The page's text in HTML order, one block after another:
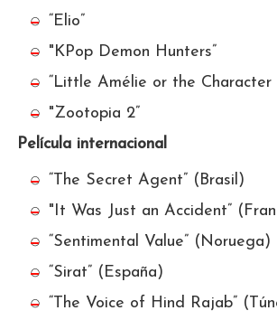
“Elio”
"KPop Demon Hunters”
“Little Amélie or the Character
"Zootopia 2”
Película internacional
“The Secret Agent” (Brasil)
"It Was Just an Accident”
“Sentimental Value” (Noruega)
“Sirat” (España)
“The Voice of Hind Rajab”